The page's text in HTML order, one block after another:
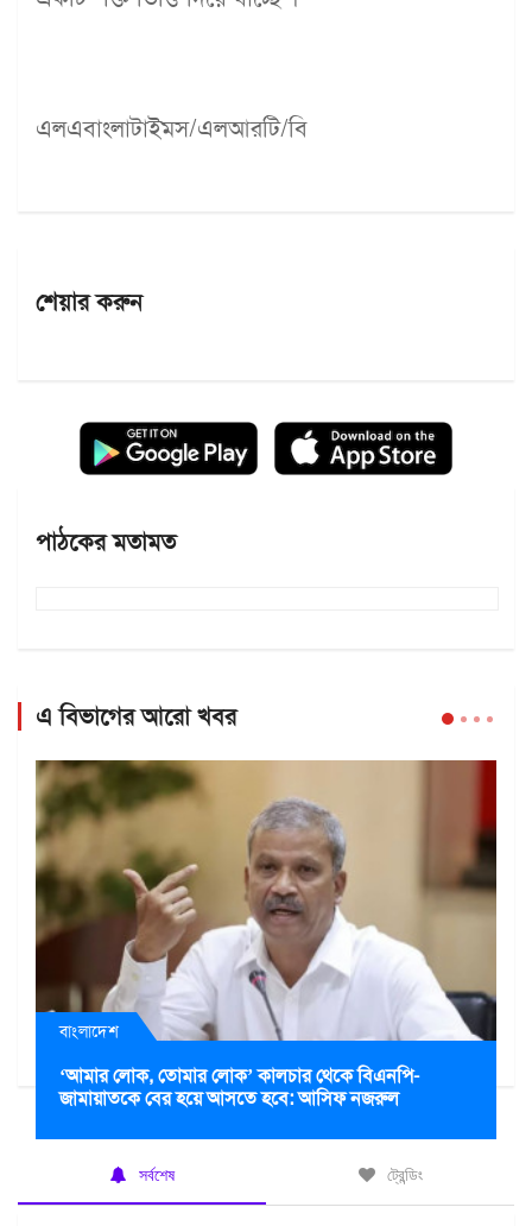
এলএবাংলাটাইমস/এলআরটি/বি
শেয়ার করুন
পাঠকের মতামত
এ বিভাগের আরো খবর
বাংলাদেশ
‘আমার লোক, তোমার লোক’ কালচার থেকে বিএনপি-
জামায়াতকে বের হয়ে আসতে হবে: আসিফ নজরুল
সর্বশেষ ট্রেন্ডিং